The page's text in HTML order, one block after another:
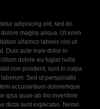
adipiscing elit, sed do
magna aliqua. Ut enim
ullamco laboris nisi ut
Duis aute irure dolor in
dolore eu fugiat nulla
non proident, sunt in culpa
Sed ut perspiciatis
accusantium doloremque
ipsa quae ab illo inventore
dicta sunt explicabo. Nemo